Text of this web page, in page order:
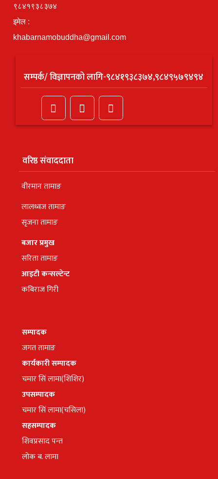
९८४१९३८३७४
इमेल :
khabarnamobuddha@gmail.com
सम्पर्क/ विज्ञापनको लागि-९८४१९३८३७४,९८४९५७९४९४
वरिष्ठ संवाददाता
वीरमान तामाङ
लालध्वज तामाङ
सृजना तामाङ
बजार प्रमुख
सरिता तामाङ
आइटी कन्सल्टेन्ट
कबिराज गिरी
सम्पादक
जगत तामाङ
कार्यकारी सम्पादक
चमार सिं लामा(शिशिर)
उपसम्पादक
चमार सिं लामा(चसिला)
सहसम्पादक
शिवप्रसाद पन्त
लोक ब. लामा